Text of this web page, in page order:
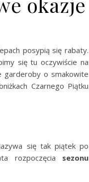
posypią się rabaty.
się tu oczywiście na
garderoby o smakowite
Czarnego Piątku
się tak piątek po
rozpoczęcia sezonu